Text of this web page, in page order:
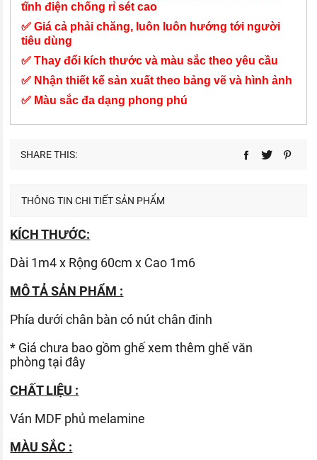
tĩnh điện chống rỉ sét cao
✅ Giá cả phải chăng, luôn luôn hướng tới người
tiêu dùng
✅ Thay đổi kích thước và màu sắc theo yêu cầu
✅ Nhận thiết kế sản xuất theo bảng vẽ và hình ảnh
✅ Màu sắc đa dạng phong phú
SHARE THIS:
THÔNG TIN CHI TIẾT SẢN PHẨM
KÍCH THƯỚC:
Dài 1m4 x Rộng 60cm x Cao 1m6
MÔ TẢ SẢN PHẨM :
Phía dưới chân bàn có nút chân đinh
* Giá chưa bao gồm ghế xem thêm ghế văn
phòngtại đây
CHẤT LIỆU :
Ván MDF phủ melamine
MÀU SẮC :